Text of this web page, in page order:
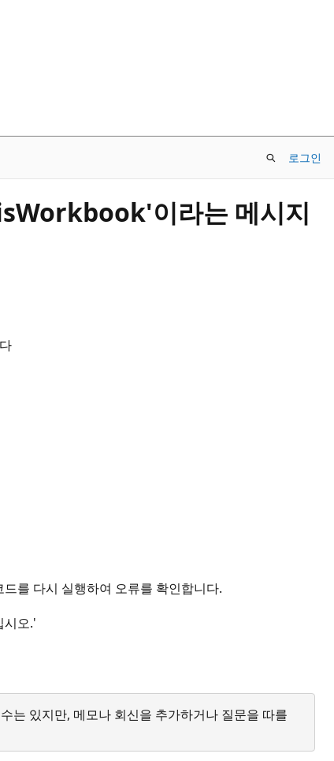
로그인
이라는 메시지
를 다시 실행하여 오류를 확인합니다.
시오.'
는 있지만, 메모나 회신을 추가하거나 질문을 따를